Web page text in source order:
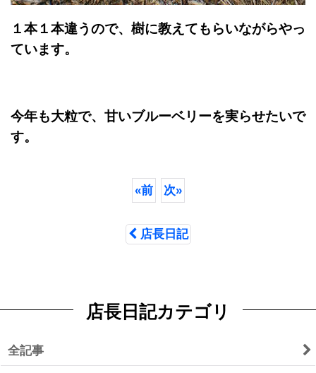
１本１本違うので、樹に教えてもらいながらやっ
ています。
今年も大粒で、甘いブルーベリーを実らせたいで
す。
«前 次»
店長日記
店長日記カテゴリ
全記事